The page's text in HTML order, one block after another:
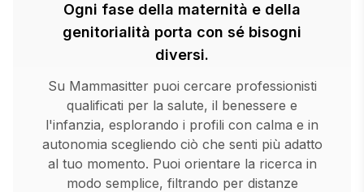
Ogni fase della maternità e della
genitorialità porta con sé bisogni
diversi.
Su Mammasitter puoi cercare professionisti
qualificati per la salute, il benessere e
l'infanzia, esplorando i profili con calma e in
autonomia scegliendo ciò che senti più adatto
al tuo momento. Puoi orientare la ricerca in
modo semplice, filtrando per distanze